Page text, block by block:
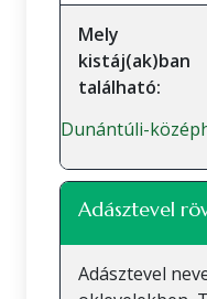
Mely
kistáj(ak)ban
található:
Dunántúli-
Adásztevel
Adásztevel